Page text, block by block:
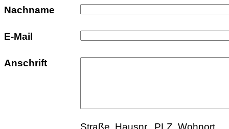
Nachname
E-Mail
Anschrift
Straße, Hausnr., PLZ, Wohnort